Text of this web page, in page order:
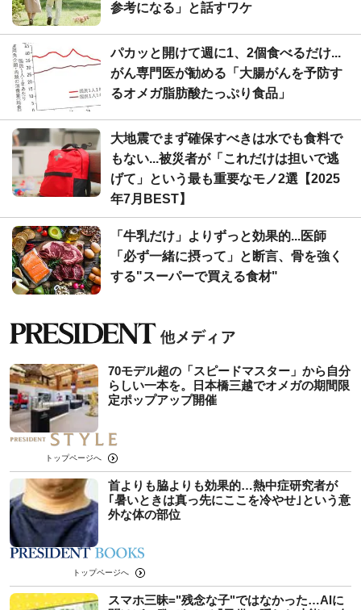
参考になる」と話すワケ
パカッと開けて週に1、2個食べるだけ...
がん専門医が勧める「大腸がんを予防す
るオメガ脂肪酸たっぷり食品」
大地震でまず確保すべきは水でも食料で
もない...被災者が「これだけは担いで逃
げて」という最も重要なモノ2選【2025
年7月BEST】
「牛乳だけ」よりずっと効果的...医師
「必ず一緒に摂って」と断言、骨を強く
する"スーパーで買える食材"
70モデル超の「スピードマスター」から自分
らしい一本を。日本橋三越でオメガの期間限
定ポップアップ開催
トップページへ
首よりも脇よりも効果的…熱中症研究者が
｢暑いときは真っ先にここを冷やせ｣という意
外な体の部位
トップページへ
スマホ三昧="残念な子"ではなかった…AIに